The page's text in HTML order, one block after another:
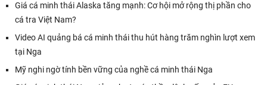
Giá cá minh thái Alaska tăng mạnh: Cơ hội mở rộng thị phần cho
cá tra Việt Nam?
Video AI quảng bá cá minh thái thu hút hàng trăm nghìn lượt xem
tại Nga
Mỹ nghi ngờ tính bền vững của nghề cá minh thái Nga